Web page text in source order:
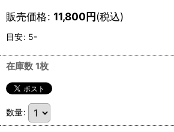
販売価格: 11,800円(税込)
目安: 5-
在庫数 1枚
数量: